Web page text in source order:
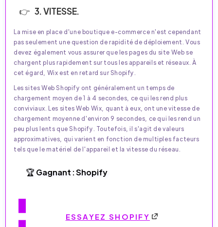
3. VITESSE.
La mise en place d'une boutique e-commerce n'est cependant
pas seulement une question de rapidité de déploiement. Vous
devez également vous assurer que les pages du site Web se
chargent plus rapidement sur tous les appareils et réseaux. À
cet égard, Wix est en retard sur Shopify.
Les sites Web Shopify ont généralement un temps de
chargement moyen de 1 à 4 secondes, ce qui les rend plus
conviviaux. Les sites Web Wix, quant à eux, ont une vitesse de
chargement moyenne d'environ 9 secondes, ce qui les rend un
peu plus lents que Shopify. Toutefois, il s'agit de valeurs
approximatives, qui varient en fonction de multiples facteurs
tels que le matériel de l'appareil et la vitesse du réseau.
🏆 Gagnant : Shopify
ESSAYEZ SHOPIFY